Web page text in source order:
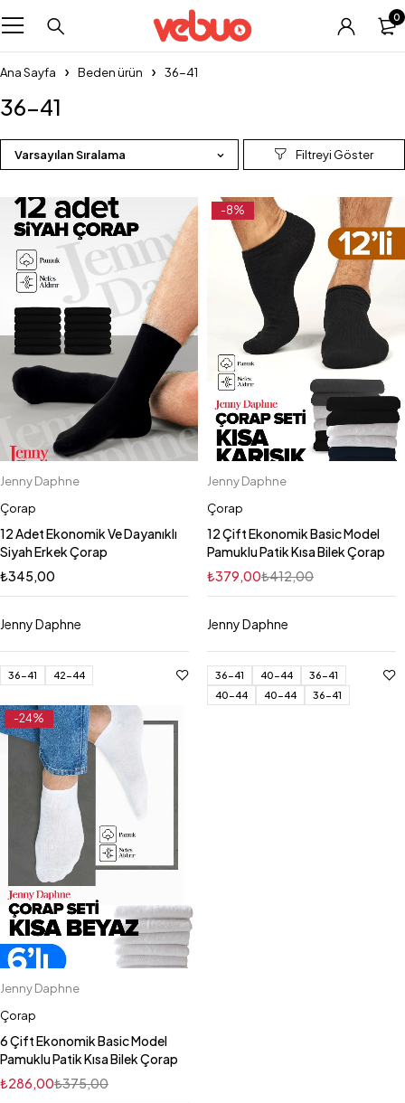
0
Ana Sayfa Beden ürün 36-41
36-41
Varsayılan Sıralama
Jenny Daphne
Çorap
12 Adet Ekonomik Ve Dayanıklı
Siyah Erkek Çorap
₺345,00
Jenny Daphne
36-41 42-44
-8%
Jenny Daphne
Çorap
12 Çift Ekonomik Basic Model
Pamuklu Patik Kısa Bilek Çorap
₺412,00
₺379,00
Jenny Daphne
36-41 40-44
36-41
40-44
40-44 36-41
-24%
Jenny Daphne
Çorap
6 Çift Ekonomik Basic Model
Pamuklu Patik Kısa Bilek Çorap
₺375,00
₺286,00